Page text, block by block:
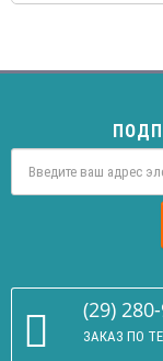
(29)
ЗАКАЗ ПО